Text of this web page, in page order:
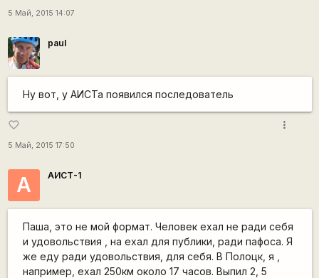
5 Май, 2015 14:07
paul
Ну вот, у АИСТа появился последователь
favorite_border
5 Май, 2015 17:50
more_vert
А АИСТ-1
Паша, это не мой формат. Человек ехал не ради себя
и удовольствия , на ехал для публики, ради пафоса. Я
же еду ради удовольствия, для себя. В Полоцк, я ,
например, ехал 250км около 17 часов. Выпил 2, 5